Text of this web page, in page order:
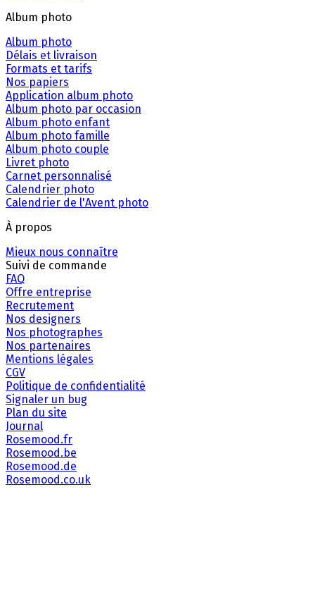
Album photo
Album photo
Délais et livraison
Formats et tarifs
Nos papiers
Application album photo
Album photo par occasion
Album photo enfant
Album photo famille
Album photo couple
Livret photo
Carnet personnalisé
Calendrier photo
Calendrier de l'Avent photo
À propos
Mieux nous connaître
Suivi de commande
FAQ
Offre entreprise
Recrutement
Nos designers
Nos photographes
Nos partenaires
Mentions légales
CGV
Politique de confidentialité
Signaler un bug
Plan du site
Journal
Rosemood.fr
Rosemood.be
Rosemood.de
Rosemood.co.uk